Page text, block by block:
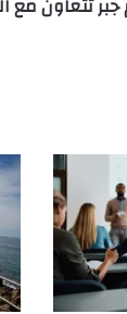
جبر تتعاون